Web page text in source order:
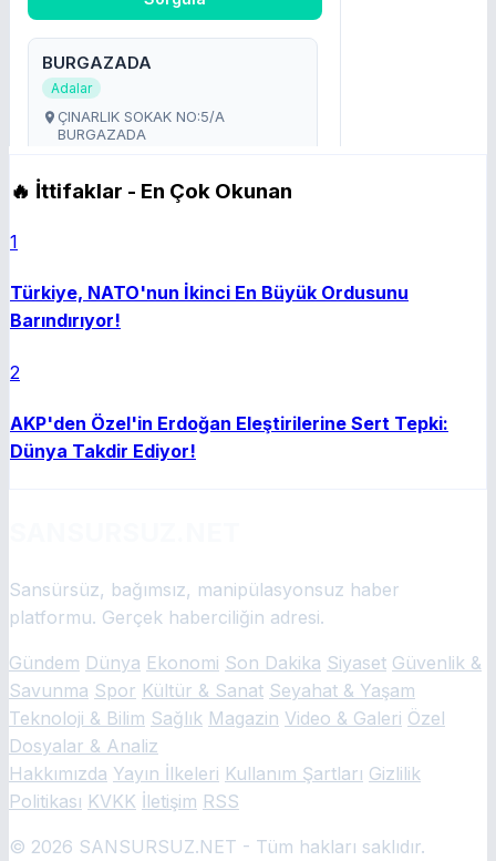
🔥 İttifaklar - En Çok Okunan
1
Türkiye, NATO'nun İkinci En Büyük Ordusunu
Barındırıyor!
2
AKP'den Özel'in Erdoğan Eleştirilerine Sert Tepki:
Dünya Takdir Ediyor!
Sansürsüz, bağımsız, manipülasyonsuz haber
platformu. Gerçek haberciliğin adresi.
Gündem Dünya Ekonomi Son Dakika Siyaset Güvenlik &
Savunma Spor Kültür & Sanat Seyahat & Yaşam
Teknoloji & Bilim Sağlık Magazin Video & Galeri Özel
Dosyalar & Analiz
Hakkımızda Yayın İlkeleri Kullanım Şartları Gizlilik
Politikası KVKK İletişim RSS
© 2026 SANSURSUZ.NET - Tüm hakları saklıdır.